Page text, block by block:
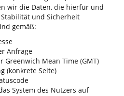
wir die Daten, die hierfür und
und Sicherheit
gemäß:
Anfrage
Mean Time (GMT)
(konkrete Seite)
System des Nutzers auf